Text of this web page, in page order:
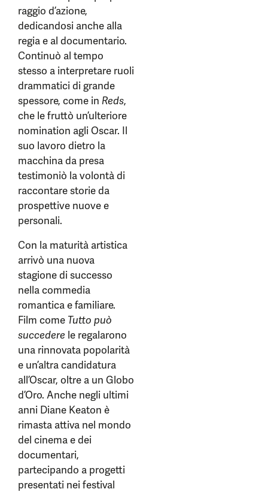
raggio d’azione,
dedicandosi anche alla
regia e al documentario.
Continuò al tempo
stesso a interpretare ruoli
drammatici di grande
spessore, come in Reds,
che le fruttò un’ulteriore
nomination agli Oscar. Il
suo lavoro dietro la
macchina da presa
testimoniò la volontà di
raccontare storie da
prospettive nuove e
personali.
Con la maturità artistica
arrivò una nuova
stagione di successo
nella commedia
romantica e familiare.
Film come Tutto può
succedere le regalarono
una rinnovata popolarità
e un’altra candidatura
all’Oscar, oltre a un Globo
d’Oro. Anche negli ultimi
anni Diane Keaton è
rimasta attiva nel mondo
del cinema e dei
documentari,
partecipando a progetti
presentati nei festival